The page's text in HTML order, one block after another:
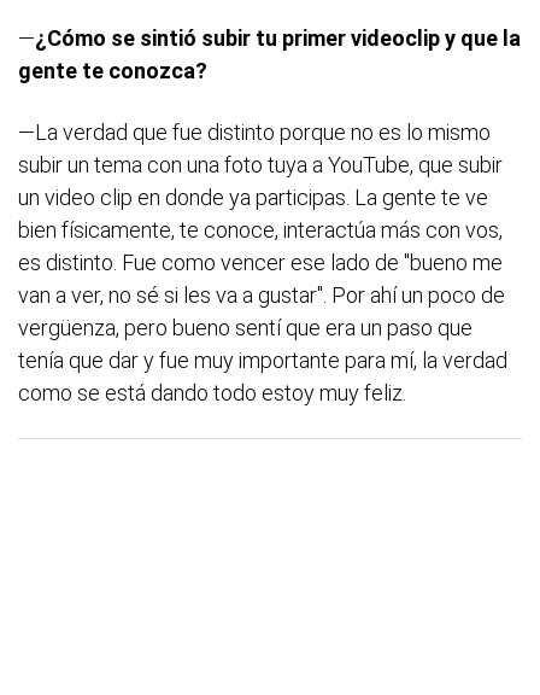
—¿Cómo se sintió subir tu primer videoclip y que la
gente te conozca?
—La verdad que fue distinto porque no es lo mismo
subir un tema con una foto tuya a YouTube, que subir
un video clip en donde ya participas. La gente te ve
bien físicamente, te conoce, interactúa más con vos,
es distinto. Fue como vencer ese lado de "bueno me
van a ver, no sé si les va a gustar". Por ahí un poco de
vergüenza, pero bueno sentí que era un paso que
tenía que dar y fue muy importante para mí, la verdad
como se está dando todo estoy muy feliz.